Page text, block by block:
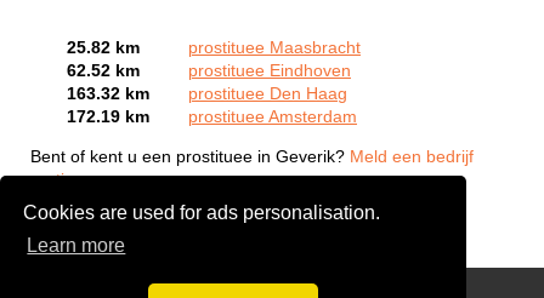
Cookies are used for ads personalisation.
Learn more
25.82 km
prostituee Maasbracht
62.52 km
prostituee Eindhoven
163.32 km
prostituee Den Haag
172.19 km
prostituee Amsterdam
Bent of kent u een prostituee in Geverik? Meld een bedrijf
gratis aan